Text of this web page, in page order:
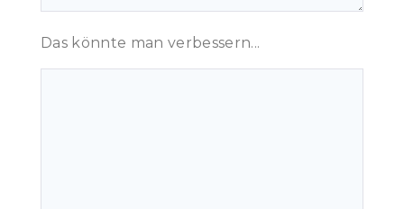
Das könnte man verbessern...